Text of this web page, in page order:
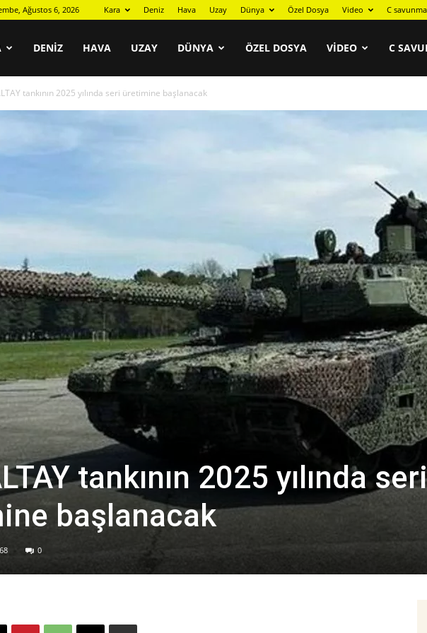
Ağustos 6, 2026 Kara Deniz Hava Uzay Dünya Özel Dosya Video C
DENIZ HAVA UZAY DÜNYA ÖZEL DOSYA VIDEO C
tankının 2025 yılında seri üretimine başlanacak
tankının 2025 yılında seri
başlanacak
0